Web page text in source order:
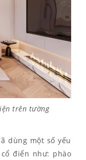
trên tường
dùng một số yếu
điển như: phào